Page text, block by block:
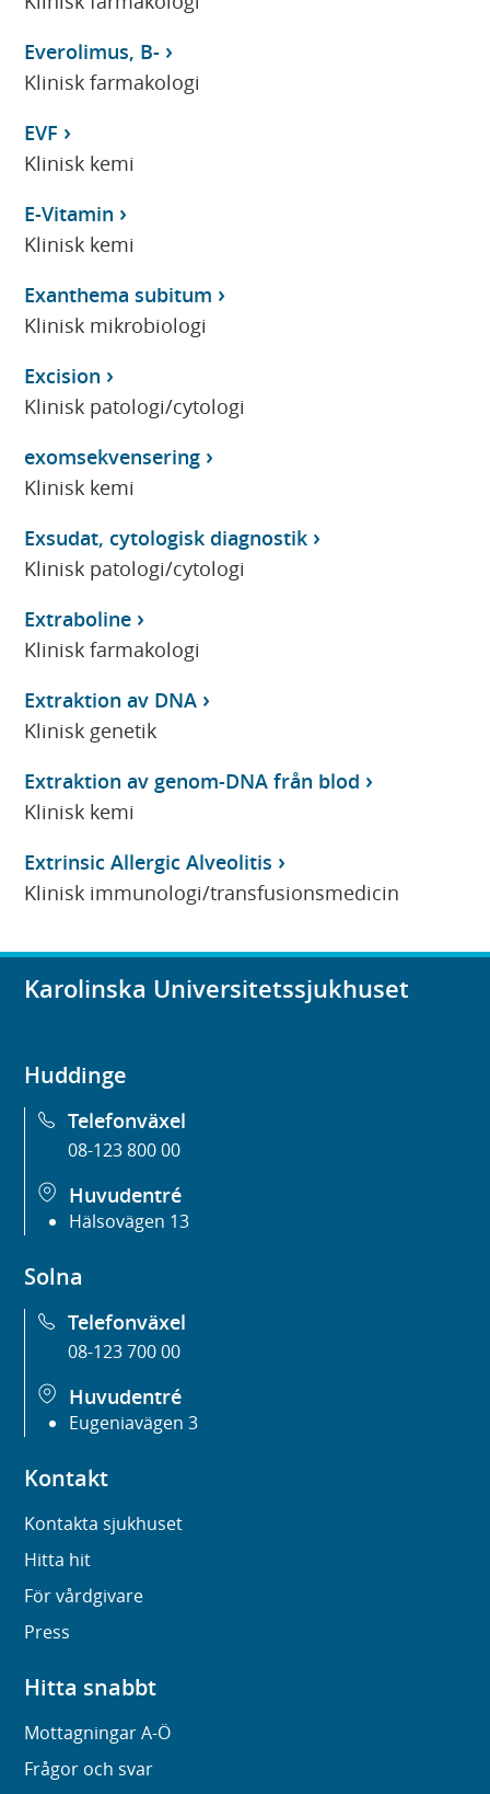
Everolimus, B-
Klinisk farmakologi
EVF
Klinisk kemi
E-Vitamin
Klinisk kemi
Exanthema subitum
Klinisk mikrobiologi
Excision
Klinisk patologi/cytologi
exomsekvensering
Klinisk kemi
Exsudat, cytologisk diagnostik
Klinisk patologi/cytologi
Extraboline
Klinisk farmakologi
Extraktion av DNA
Klinisk genetik
Extraktion av genom-DNA från blod
Klinisk kemi
Extrinsic Allergic Alveolitis
Klinisk immunologi/transfusionsmedicin
Karolinska Universitetssjukhuset
Huddinge
Telefonväxel
08-123 800 00
Huvudentré
Hälsovägen 13
Solna
Telefonväxel
08-123 700 00
Huvudentré
Eugeniavägen 3
Kontakt
Kontakta sjukhuset
Hitta hit
För vårdgivare
Press
Hitta snabbt
Mottagningar A-Ö
Frågor och svar